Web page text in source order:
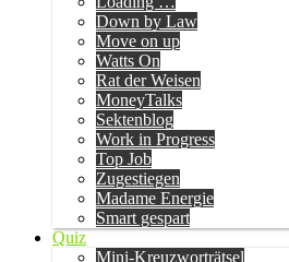
Down by Law
Move on up
Watts On
Rat der Weisen
MoneyTalks
Sektenblog
Work in Progress
Top Job
Zugestiegen
Madame Energie
Smart gespart
Quiz
Mini-Kreuzworträtsel